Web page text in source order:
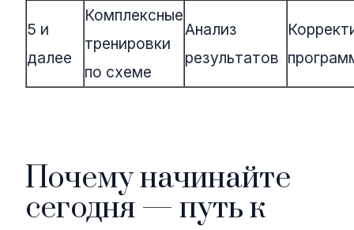
5 и
далее
Комплексные
тренировки
по схеме
Анализ
результатов
Почему начинайте
сегодня — путь к